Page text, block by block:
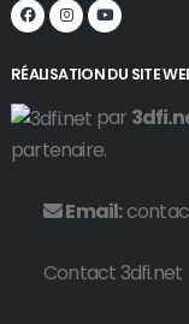
RÉALISATION DU SITE
par
partenaire.
Email:
Contact 3dfi.net